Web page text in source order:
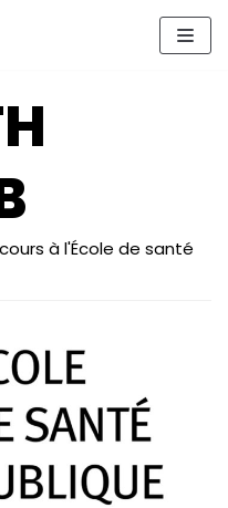
à l'École de santé